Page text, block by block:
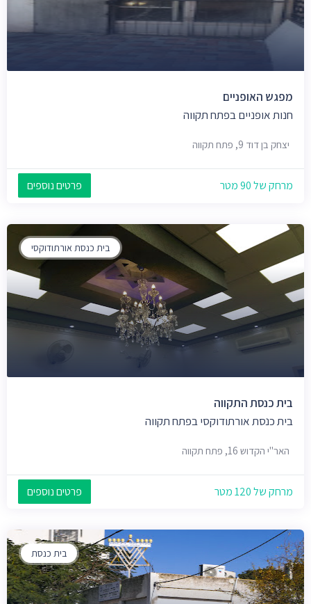
מפגש האופניים
חנות אופניים בפתח תקווה
יצחק בן דוד 9, פתח תקווה
מרחק של 90 מטר פרטים נוספים
בית כנסת אורתודוקסי
בית כנסת התקווה
בית כנסת אורתודוקסי בפתח תקווה
האר"י הקדוש 16, פתח תקווה
מרחק של 120 מטר פרטים נוספים
בית כנסת